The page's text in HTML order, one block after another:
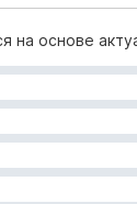
красивые
с воздушным
с
на основе